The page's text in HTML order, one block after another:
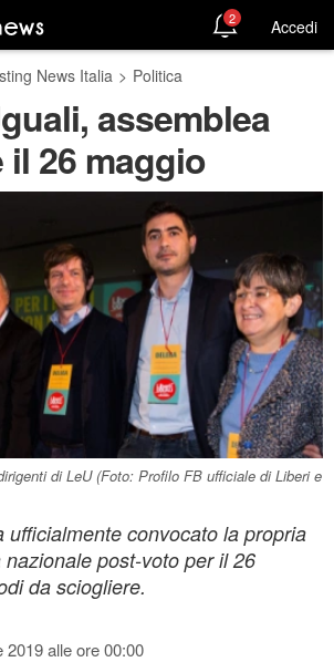
2 Accedi
News Italia > Politica
assemblea
il 26 maggio
di LeU (Foto: Profilo FB ufficiale di Liberi e
ufficialmente convocato la propria
post-voto per il 26
da sciogliere.
2019 alle ore 00:00